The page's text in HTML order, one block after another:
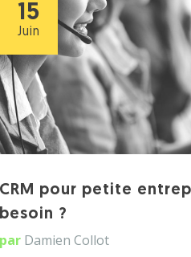
15
Juin
CRM pour petite
besoin ?
par Damien Collot